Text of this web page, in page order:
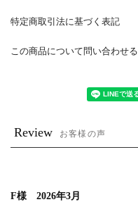
特定商取引法に基づく表記
この商品について問い合わせる
Review お客様の声
F様 2026年3月